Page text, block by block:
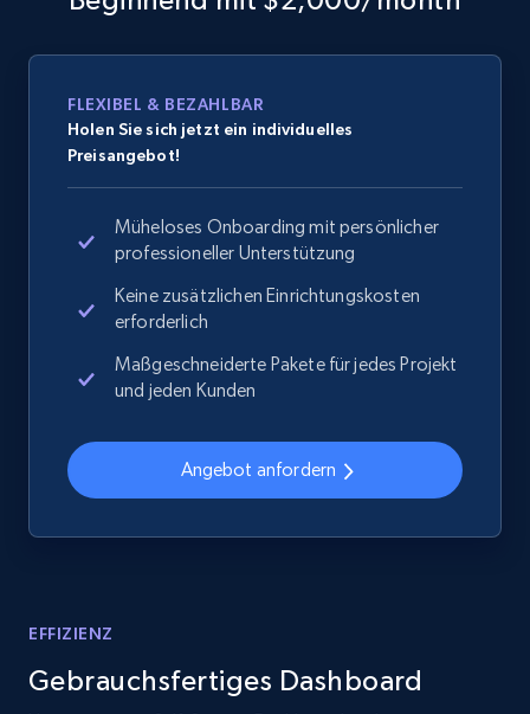
FLEXIBEL & BEZAHLBAR
Holen Sie sich jetzt ein individuelles
Preisangebot!
Müheloses Onboarding mit persönlicher
professioneller Unterstützung
Keine zusätzlichen Einrichtungskosten
erforderlich
Maßgeschneiderte Pakete für jedes Projekt
und jeden Kunden
Angebot anfordern
EFFIZIENZ
Gebrauchsfertiges Dashboard